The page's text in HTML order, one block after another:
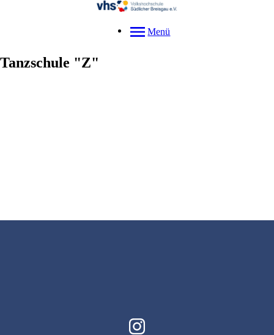
Menü
Tanzschule "Z"